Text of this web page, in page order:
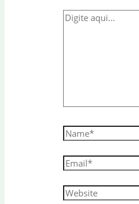
Digite
aqui...
Name*
Email*
Website